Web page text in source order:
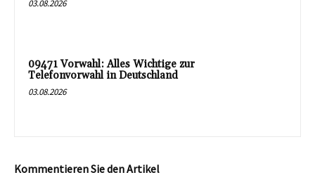
03.08.2026
09471 Vorwahl: Alles Wichtige zur
Telefonvorwahl in Deutschland
03.08.2026
Kommentieren Sie den Artikel